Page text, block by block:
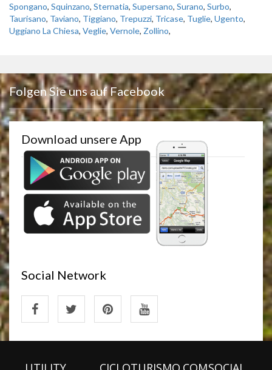
Spongano, Squinzano, Sternatia, Supersano, Surano, Surbo,
Taurisano, Taviano, Tiggiano, Trepuzzi, Tricase, Tuglie, Ugento,
Uggiano La Chiesa, Veglie, Vernole, Zollino,
Folgen Sie uns auf Facebook
Download unsere App
Social Network